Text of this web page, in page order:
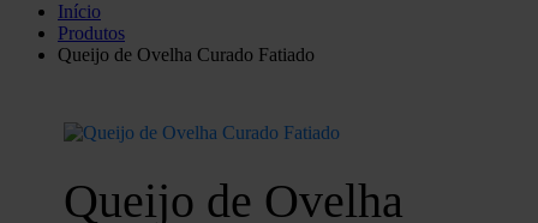
Início
Produtos
Queijo de Ovelha Curado Fatiado
Queijo de Ovelha